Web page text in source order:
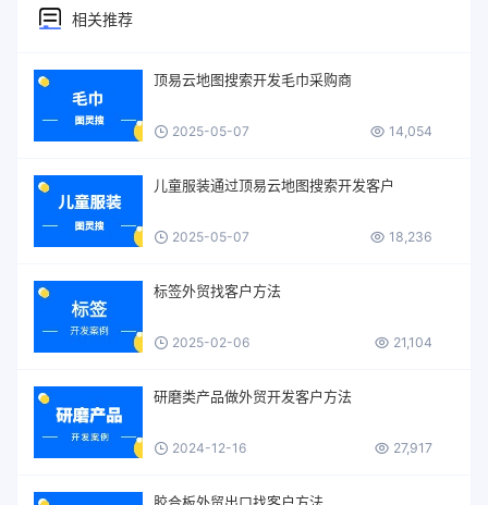
相关推荐
顶易云地图搜索开发毛巾采购商
2025-05-07 14,054
儿童服装通过顶易云地图搜索开发客户
2025-05-07 18,236
标签外贸找客户方法
2025-02-06 21,104
研磨类产品做外贸开发客户方法
2024-12-16 27,917
胶合板外贸出口找客户方法